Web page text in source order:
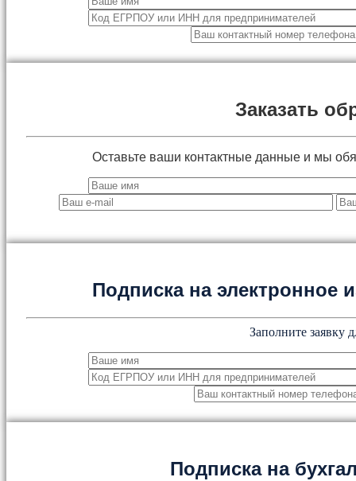
Заказать
Оставьте ваши контактные данные и мы
Подписка на электронное
Заполните заявку
Подписка на